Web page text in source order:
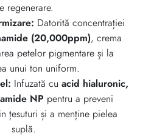
regenerare.
Datorită concentrației
(20,000ppm), crema
petelor pigmentare și la
unui ton uniform.
Infuzată cu acid hialuronic,
NP pentru a preveni
țesuturi și a menține pielea
suplă.